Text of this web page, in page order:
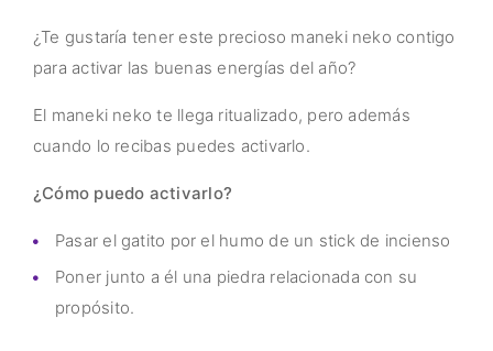
¿Te gustaría tener este precioso maneki neko contigo
para activar las buenas energías del año?
El maneki neko te llega ritualizado, pero además
cuando lo recibas puedes activarlo.
¿Cómo puedo activarlo?
Pasar el gatito por el humo de un stick de incienso
Poner junto a él una piedra relacionada con su
propósito.